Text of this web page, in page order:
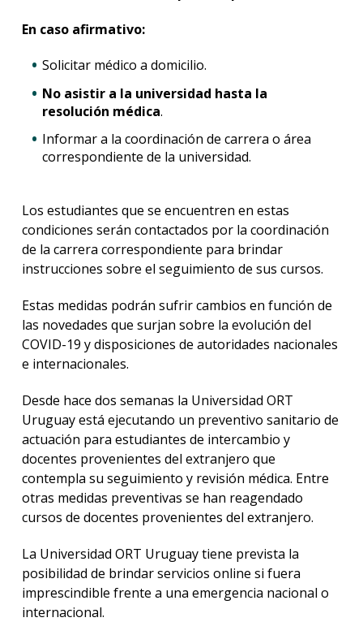
En caso afirmativo:
Solicitar médico a domicilio.
No asistir a la universidad hasta la
resolución médica.
Informar a la coordinación de carrera o área
correspondiente de la universidad.
Los estudiantes que se encuentren en estas
condiciones serán contactados por la coordinación
de la carrera correspondiente para brindar
instrucciones sobre el seguimiento de sus cursos.
Estas medidas podrán sufrir cambios en función de
las novedades que surjan sobre la evolución del
COVID-19 y disposiciones de autoridades nacionales
e internacionales.
Desde hace dos semanas la Universidad ORT
Uruguay está ejecutando un preventivo sanitario de
actuación para estudiantes de intercambio y
docentes provenientes del extranjero que
contempla su seguimiento y revisión médica. Entre
otras medidas preventivas se han reagendado
cursos de docentes provenientes del extranjero.
La Universidad ORT Uruguay tiene prevista la
posibilidad de brindar servicios online si fuera
imprescindible frente a una emergencia nacional o
internacional.